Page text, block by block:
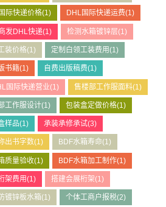
际快递价格(1) DHL国际快递运费(1)
发DHL快递(1) 检测水箱镀锌层(1)
装价格(1) 定制白领工装费用(1)
书籍(1) 自费出版稿费(1)
国际快递营业(1) 售楼部工作服面料(1)
工作服设计(1) 包装盒定做价格(1)
样品(1) 承装承修承试(3)
出书字数(1) BDF水箱寿命(1)
质量验收(1) BDF水箱加工制作(1)
架费用(1) 搭建会展桁架(1)
镀锌板水箱(1) 个体工商户报税(2)